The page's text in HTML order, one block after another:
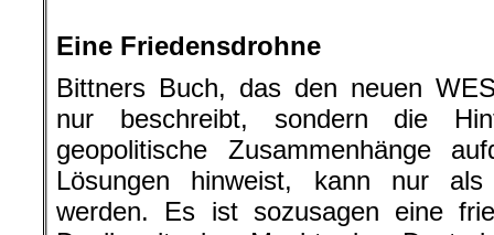
Eine Friedensdrohne
Bittners Buch, das den neuen
nur beschreibt, sondern die
geopolitische Zusammenhänge
Lösungen hinweist, kann nur als
werden. Es ist sozusagen eine